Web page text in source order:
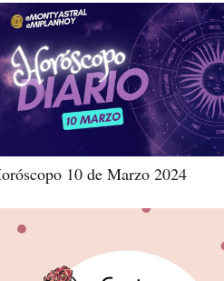
10 de Marzo 2024